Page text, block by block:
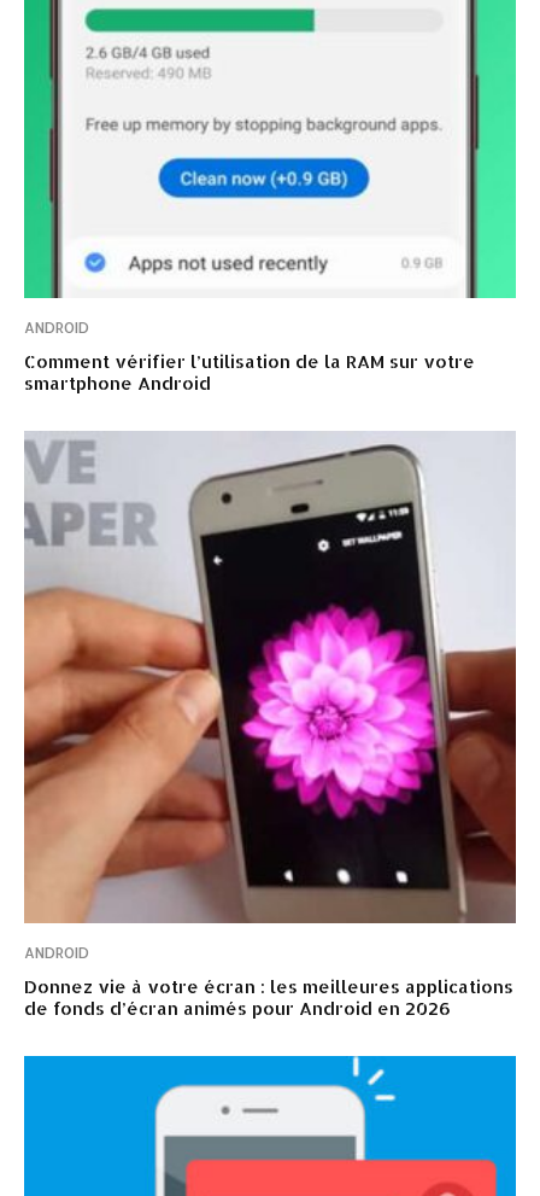
ANDROID
Comment vérifier l’utilisation de la RAM sur votre
smartphone Android
ANDROID
Donnez vie à votre écran : les meilleures applications
de fonds d’écran animés pour Android en 2026